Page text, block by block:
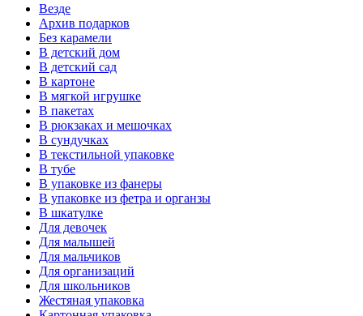
Везде
Архив подарков
Без карамели
В детский дом
В детский сад
В картоне
В мягкой игрушке
В пакетах
В рюкзаках и мешочках
В сундучках
В текстильной упаковке
В тубе
В упаковке из фанеры
В упаковке из фетра и органзы
В шкатулке
Для девочек
Для малышей
Для мальчиков
Для организаций
Для школьников
Жестяная упаковка